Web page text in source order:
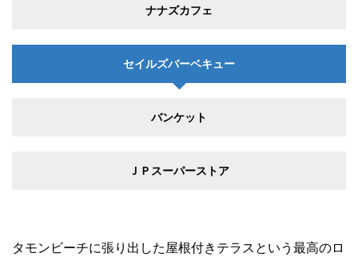
ナナズカフェ
セイルズバーベキュー
バンケット
ＪＰスーパーストア
タモンビーチに張り出した屋根付きテラスという最高のロ